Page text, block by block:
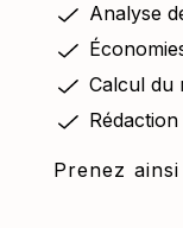
Analyse
Calcul du
Prenez